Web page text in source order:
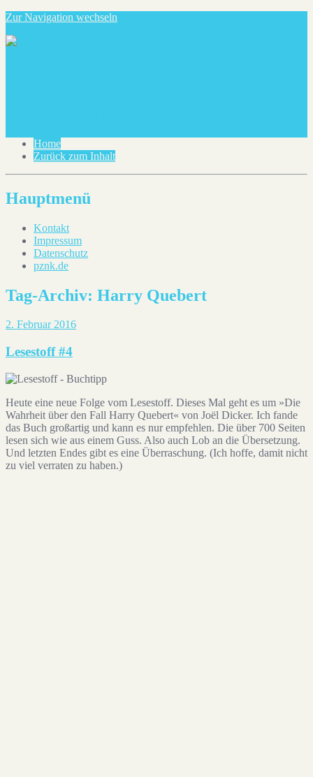
Zur Navigation wechseln
Home
Zurück zum Inhalt
Hauptmenü
Kontakt
Impressum
Datenschutz
pznk.de
Tag-Archiv: Harry Quebert
2. Februar 2016
Lesestoff #4
Heute eine neue Folge vom Lesestoff. Dieses Mal geht es um »Die
Wahrheit über den Fall Harry Quebert« von Joël Dicker. Ich fande
das Buch großartig und kann es nur empfehlen. Die über 700 Seiten
lesen sich wie aus einem Guss. Also auch Lob an die Übersetzung.
Und letzten Endes gibt es eine Überraschung. (Ich hoffe, damit nicht
zu viel verraten zu haben.)